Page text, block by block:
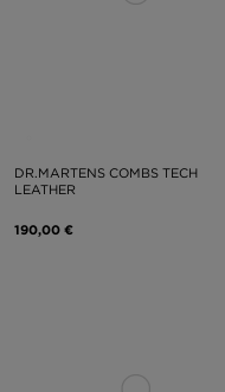
DR.MARTENS COMBS TECH
LEATHER
190,00 €